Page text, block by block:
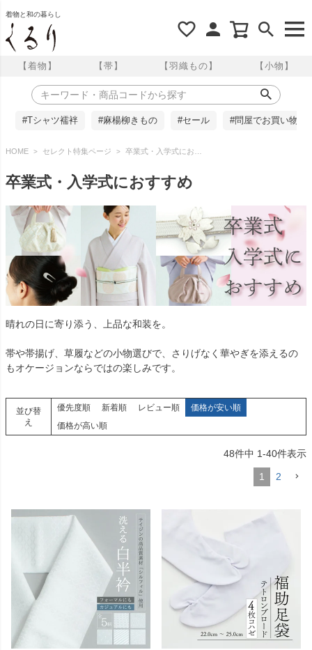
着物と和の暮らし
【着物】 【帯】 【羽織もの】 【小物】
#Tシャツ襦袢 #麻楊柳きもの #セール #問屋でお買い物
HOME セレクト特集ページ 卒業式・入学式におすすめ
卒業式・入学式におすすめ
晴れの日に寄り添う、上品な和装を。
帯や帯揚げ、草履などの小物選びで、さりげなく華やぎを添えるの
もオケージョンならではの楽しみです。
並び替
え
優先度順 新着順 レビュー順
価格が安い順
価格が高い順
48件中 1-40件表示
1 2